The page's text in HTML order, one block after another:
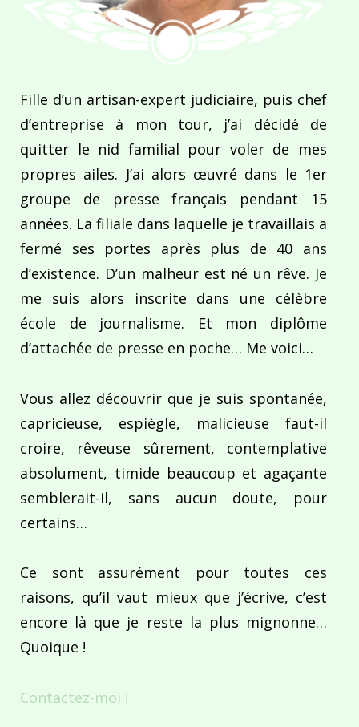
Fille d’un artisan-expert judiciaire, puis chef
d’entreprise à mon tour, j’ai décidé de
quitter le nid familial pour voler de mes
propres ailes. J’ai alors œuvré dans le 1er
groupe de presse français pendant 15
années. La filiale dans laquelle je travaillais a
fermé ses portes après plus de 40 ans
d’existence. D’un malheur est né un rêve. Je
me suis alors inscrite dans une célèbre
école de journalisme. Et mon diplôme
d’attachée de presse en poche… Me voici…
Vous allez découvrir que je suis spontanée,
capricieuse, espiègle, malicieuse faut-il
croire, rêveuse sûrement, contemplative
absolument, timide beaucoup et agaçante
semblerait-il, sans aucun doute, pour
certains…
Ce sont assurément pour toutes ces
raisons, qu’il vaut mieux que j’écrive, c’est
encore là que je reste la plus mignonne…
Quoique !
Contactez-moi !